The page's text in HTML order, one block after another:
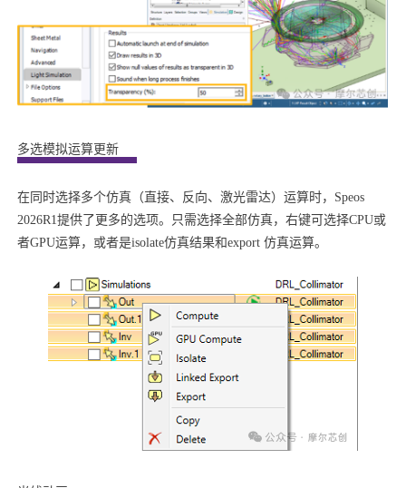
多选模拟运算更新
在同时选择多个仿真（直接、反向、激光雷达）运算时， Speos
2026R1 提供了更多的选项。只需选择全部仿真，右键可选择CPU或
者GPU运算，或者是isolate仿真结果和export 仿真运算。